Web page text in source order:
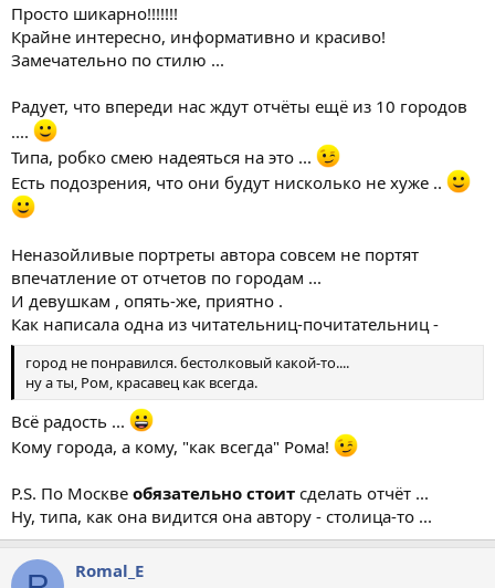
Просто шикарно!!!!!!!
Крайне интересно, информативно и красиво!
Замечательно по стилю ...
Радует, что впереди нас ждут отчёты ещё из 10 городов
....
Типа, робко смею надеяться на это ...
Есть подозрения, что они будут нисколько не хуже ..
Неназойливые портреты автора совсем не портят
впечатление от отчетов по городам ...
И девушкам , опять-же, приятно .
Как написала одна из читательниц-почитательниц -
город не понравился. бестолковый какой-то....
ну а ты, Ром, красавец как всегда.
Всё радость ...
Кому города, а кому, "как всегда" Рома!
P.S. По Москве обязательно стоит сделать отчёт ...
Ну, типа, как она видится она автору - столица-то ...
Romal_E